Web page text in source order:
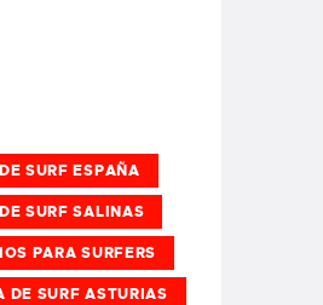
SURF ESPAÑA
SURF SALINAS
PARA SURFERS
DE SURF ASTURIAS